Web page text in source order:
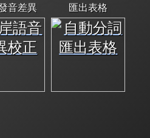
音差異 匯出表格